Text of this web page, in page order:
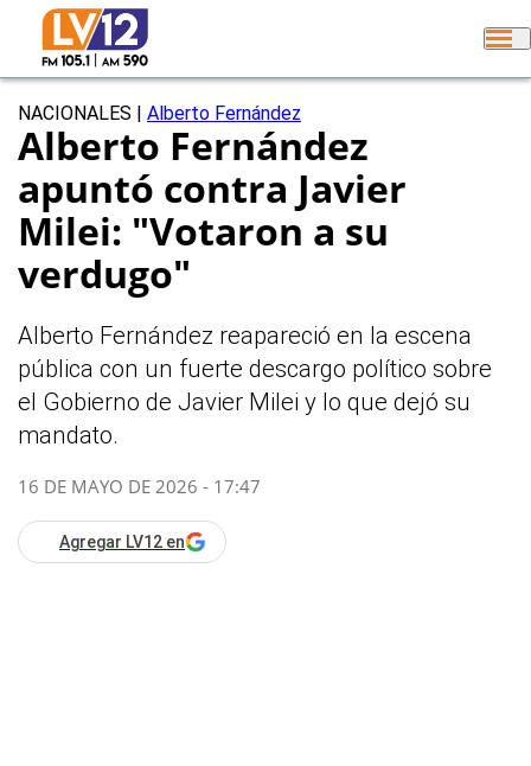
NACIONALES Alberto Fernández
Alberto Fernández
apuntó contra Javier
Milei: "Votaron a su
verdugo"
Alberto Fernández reapareció en la escena
pública con un fuerte descargo político sobre
el Gobierno de Javier Milei y lo que dejó su
mandato.
16 DE MAYO DE 2026 - 17:47
Agregar LV12 en